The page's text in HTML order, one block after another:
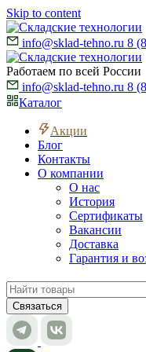
Skip to content
info@sklad-tehno.ru 8
Работаем по всей России
info@sklad-tehno.ru 8
Каталог
Акции
Блог
Контакты
О компании
О нас
История
Сертификаты
Вакансии
Доставка
Гарантия и
Связаться